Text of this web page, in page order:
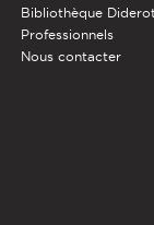
Bibliothèque
Professionnels
Nous contacter